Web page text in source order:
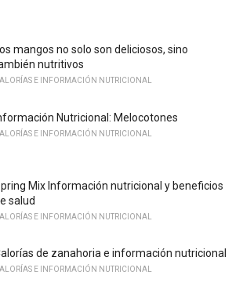
mangos no solo son deliciosos, sino
nutritivos
E INFORMACIÓN NUTRICIONAL
Nutricional: Melocotones
E INFORMACIÓN NUTRICIONAL
Mix Información nutricional y beneficios
salud
E INFORMACIÓN NUTRICIONAL
de zanahoria e información nutricional
E INFORMACIÓN NUTRICIONAL